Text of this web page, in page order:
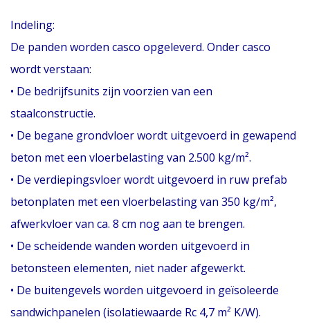
Indeling:
De panden worden casco opgeleverd. Onder casco
wordt verstaan:
• De bedrijfsunits zijn voorzien van een
staalconstructie.
• De begane grondvloer wordt uitgevoerd in gewapend
beton met een vloerbelasting van 2.500 kg/m².
• De verdiepingsvloer wordt uitgevoerd in ruw prefab
betonplaten met een vloerbelasting van 350 kg/m²,
afwerkvloer van ca. 8 cm nog aan te brengen.
• De scheidende wanden worden uitgevoerd in
betonsteen elementen, niet nader afgewerkt.
• De buitengevels worden uitgevoerd in geïsoleerde
sandwichpanelen (isolatiewaarde Rc 4,7 m² K/W).